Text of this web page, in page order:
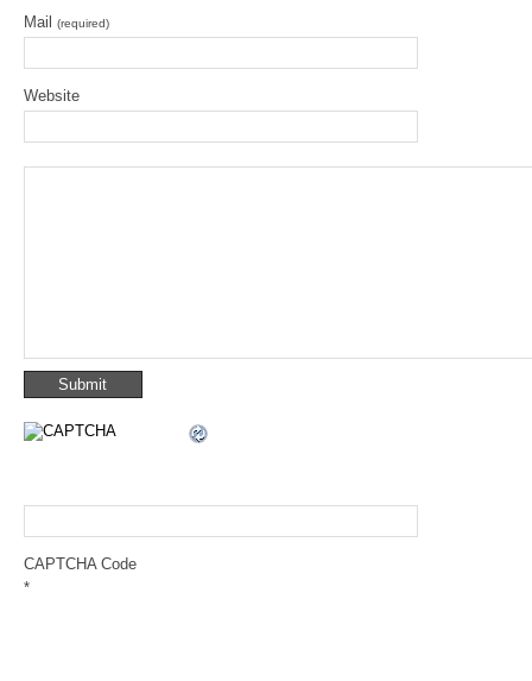
Mail (required)
Website
CAPTCHA Code
*